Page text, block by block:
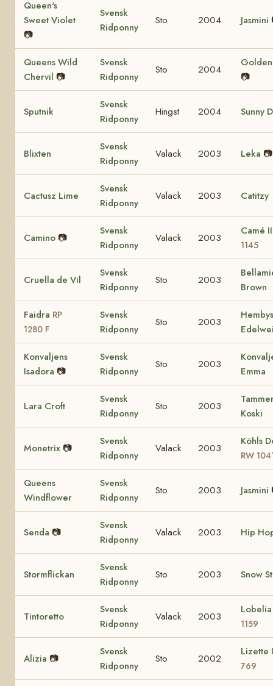
Queen's
Sweet Violet
📷
Svensk
Ridponny
Sto 2004 Jasmini
Queens Wild
Chervil 📷
Svensk
Ridponny
Sto 2004
📷
Sputnik
Svensk
Ridponny
Hingst 2004 Sunny
Blixten
Svensk
Ridponny
Valack 2003 Leka 📷
Cactusz Lime
Svensk
Ridponny
Valack 2003 Catitzy
Camino 📷
Svensk
Ridponny
Valack 2003
Camé
1145
Cruella de Vil
Svensk
Ridponny
Sto 2003
Brown
Faidra RP
1280 F
Svensk
Ridponny
Sto 2003
Hembys
Konvaljens
Isadora 📷
Svensk
Ridponny
Sto 2003
Emma
Lara Croft
Svensk
Ridponny
Sto 2003
Koski
Monetrix 📷
Svensk
Ridponny
Valack 2003
Köhls
RW
Queens
Windflower
Svensk
Ridponny
Sto 2003 Jasmini
Senda 📷
Svensk
Ridponny
Valack 2003 Hip
Stormflickan
Svensk
Ridponny
Sto 2003 Snow
Tintoretto
Svensk
Ridponny
Valack 2003
1159
Alizia 📷
Svensk
Ridponny
Sto 2002
Lizette
769